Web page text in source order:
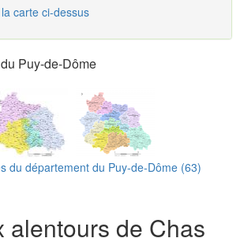
carte ci-dessus
Puy-de-Dôme
du département du Puy-de-Dôme (63)
alentours de Chas